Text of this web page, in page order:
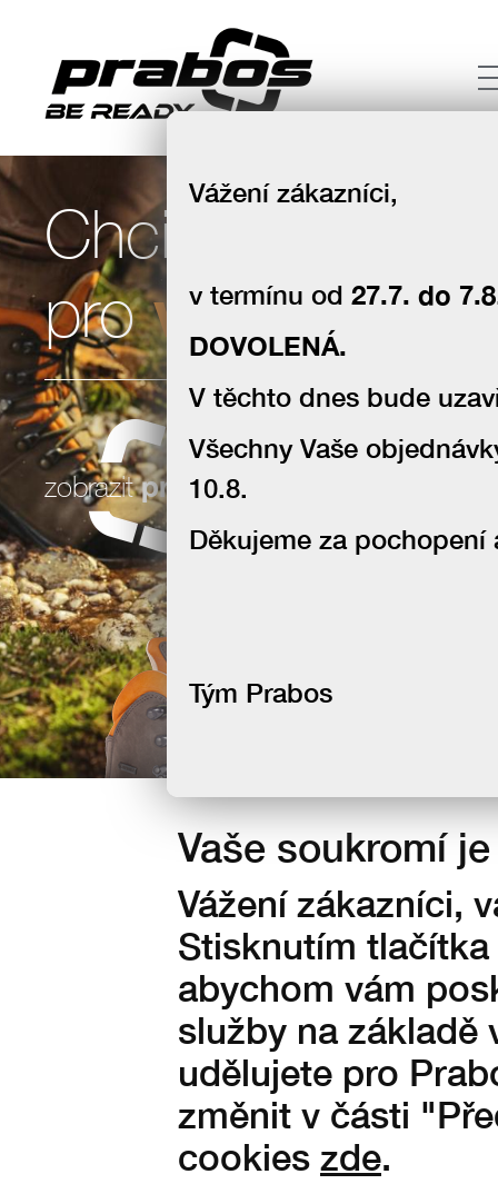
Vaše soukromí
Vážení zákazníci,
Stisknutím
abychom vám
služby na základě
udělujete pro
změnit v části
cookies zde.
Chci boty
provolný čas
zobrazitprodukty
Vyrobeno ve Slavičíně v
republice
Nakupujte přímo od výrobce
Vážení zákazníci,
v termínu od 27.7. do 7.8
DOVOLENÁ.
V těchto dnes bude
Všechny Vaše
10.8.
Děkujeme za
Tým Prabos